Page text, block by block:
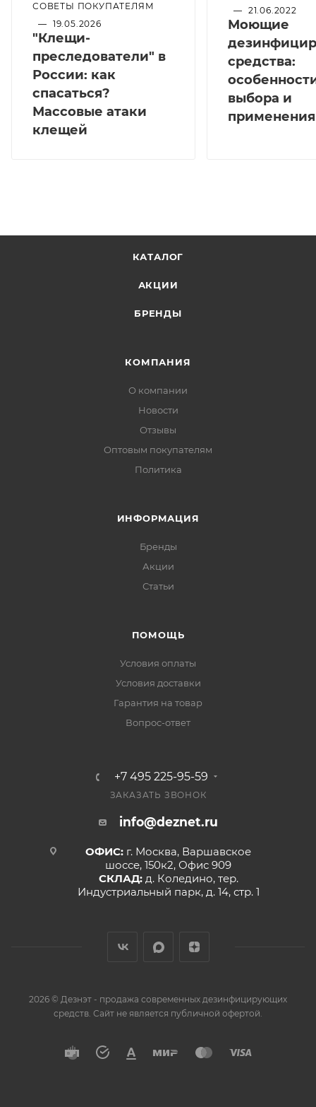
СОВЕТЫ ПОКУПАТЕЛЯМ
— 19.05.2026
"Клещи-
преследователи" в
России: как
спасаться?
Массовые атаки
клещей
— 21.06.2022
Моющие
средства:
выбора и
применения
КАТАЛОГ
АКЦИИ
БРЕНДЫ
КОМПАНИЯ
О компании
Новости
Отзывы
Оптовым покупателям
Политика
ИНФОРМАЦИЯ
Бренды
Акции
Статьи
ПОМОЩЬ
Условия оплаты
Условия доставки
Гарантия на товар
Вопрос-ответ
+7 495 225-95-59
ЗАКАЗАТЬ ЗВОНОК
info@deznet.ru
ОФИС: г. Москва, Варшавское
шоссе, 150к2, Офис 909
СКЛАД: д. Коледино, тер.
Индустриальный парк, д. 14, стр. 1
2026 © Дезнэт - продажа современных дезинфицирующих
средств. Сайт не является публичной офертой.